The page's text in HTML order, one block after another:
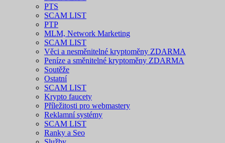
PTS
SCAM LIST
PTP
MLM, Network Marketing
SCAM LIST
Věci a nesměnitelné kryptoměny ZDARMA
Peníze a směnitelné kryptoměny ZDARMA
Soutěže
Ostatní
SCAM LIST
Krypto faucety
Příležitosti pro webmastery
Reklamní systémy
SCAM LIST
Ranky a Seo